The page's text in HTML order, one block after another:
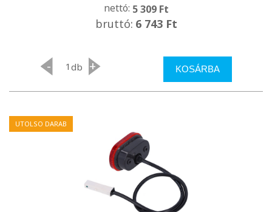
nettó: 5 309 Ft
bruttó: 6 743 Ft
- db + KOSÁRBA
UTOLSO DARAB